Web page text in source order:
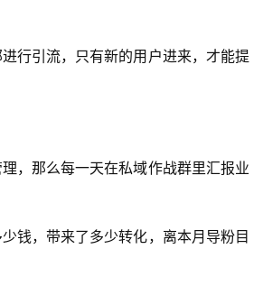
行引流，只有新的用户进来，才能提
，那么每一天在私域作战群里汇报业
钱，带来了多少转化，离本月导粉目